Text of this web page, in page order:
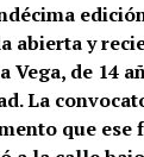
abierta y
Vega, de 14
La
que ese